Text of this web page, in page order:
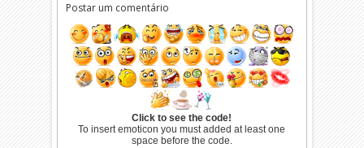
Postar um comentário
Click to see the code!
To insert emoticon you must added at least one
space before the code.